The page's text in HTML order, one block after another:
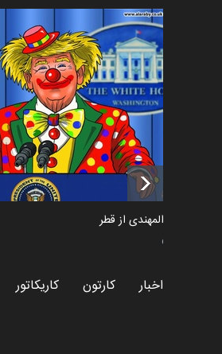
فراخوان رویداد
پوستر "ایران
اخبار 6 ماه قبل
تسلیت به
اخبار 6 ماه قبل
سعد المهندی از قطر
سیاسی
اخبار کارتون کاریکاتور